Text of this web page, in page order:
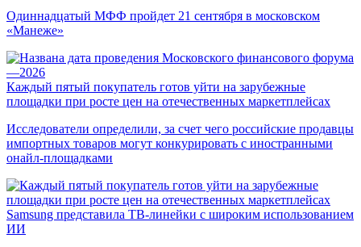
Одиннадцатый МФФ пройдет 21 сентября в московском
«Манеже»
Каждый пятый покупатель готов уйти на зарубежные
площадки при росте цен на отечественных маркетплейсах
Исследователи определили, за счет чего российские продавцы
импортных товаров могут конкурировать с иностранными
онайл-площадками
Samsung представила ТВ-линейки с широким использованием
ИИ